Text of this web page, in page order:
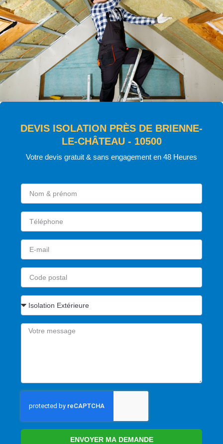
DEVIS ISOLATION PRÈS DE BRIENNE-
LE-CHÂTEAU - 10500
Votre devis gratuit & sans engagement en 48 Heures
ENVOYER MA DEMANDE